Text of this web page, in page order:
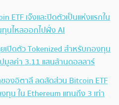
ETF เจ๊งและปิดตัวเป็นแห่งแรกใน
นไหลออกไปฝั่ง AI
เปิดตัว Tokenized สำหรับกองทุน
มูลค่า 3.11 แสนล้านดอลลาร์
องอิตาลี ลดสัดส่วน Bitcoin ETF
ทุน ใน Ethereum แทนถึง 3 เท่า